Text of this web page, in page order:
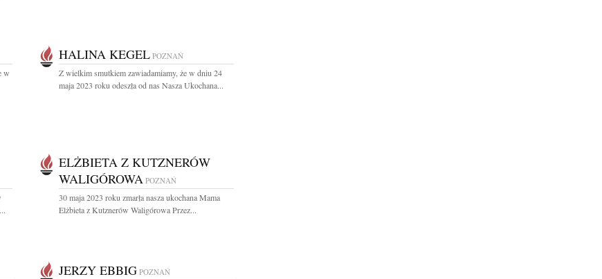
w
HALINA KEGEL POZNAŃ
Z wielkim smutkiem zawiadamiamy, że w dniu 24
maja 2023 roku odeszła od nas Nasza Ukochana...
ELŻBIETA Z KUTZNERÓW
WALIGÓROWA POZNAŃ
30 maja 2023 roku zmarła nasza ukochana Mama
Elżbieta z Kutznerów Waligórowa Przez...
JERZY EBBIG POZNAŃ